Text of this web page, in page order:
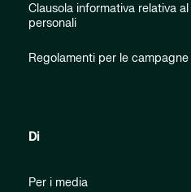
Clausola informativa relativa
personali
Regolamenti per le
Di
Per i media